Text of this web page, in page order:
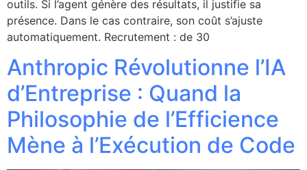
outils. Si l’agent génère des résultats, il justifie sa
présence. Dans le cas contraire, son coût s’ajuste
automatiquement. Recrutement : de 30
Anthropic Révolutionne l’IA
d’Entreprise : Quand la
Philosophie de l’Efficience
Mène à l’Exécution de Code